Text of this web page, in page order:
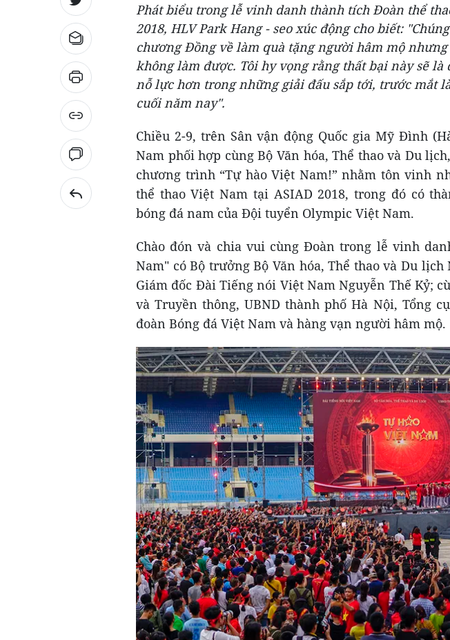
Phát biểu trong lễ vinh danh thành tích Đoàn thể
2018, HLV Park Hang - seo xúc động cho biết:
chương Đồng về làm quà tặng người hâm mộ
không làm được. Tôi hy vọng rằng thất bại này sẽ
nỗ lực hơn trong những giải đấu sắp tới, trước mắt
cuối năm nay".
Chiều 2-9, trên Sân vận động Quốc gia Mỹ Đình
Nam phối hợp cùng Bộ Văn hóa, Thể thao và Du
chương trình “Tự hào Việt Nam!” nhằm tôn vinh
thể thao Việt Nam tại ASIAD 2018, trong đó có
bóng đá nam của Đội tuyển Olympic Việt Nam.
Chào đón và chia vui cùng Đoàn trong lễ vinh
Nam" có Bộ trưởng Bộ Văn hóa, Thể thao và Du lịch
Giám đốc Đài Tiếng nói Việt Nam Nguyễn Thế Kỷ;
và Truyền thông, UBND thành phố Hà Nội, Tổng
đoàn Bóng đá Việt Nam và hàng vạn người hâm mộ.